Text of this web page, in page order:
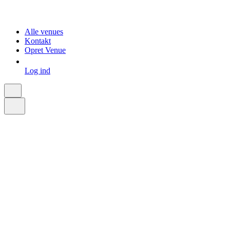
Alle venues
Kontakt
Opret Venue
Log ind